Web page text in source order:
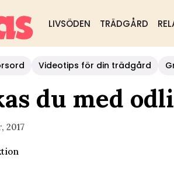
LIVSÖDEN TRÄDGÅRD
Videotips för din trädgård
du med
2017